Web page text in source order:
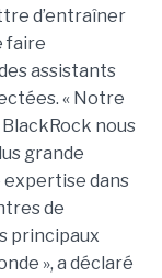
d’entraîner
faire
assistants
« Notre
nous
grande
dans
de
principaux
», a déclaré